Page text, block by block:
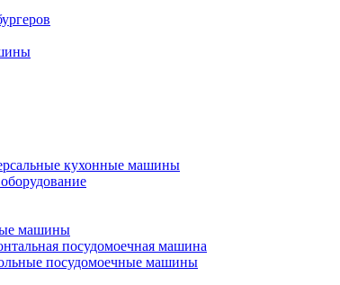
кухонные машины
машины
посудомоечная машина
посудомоечные машины